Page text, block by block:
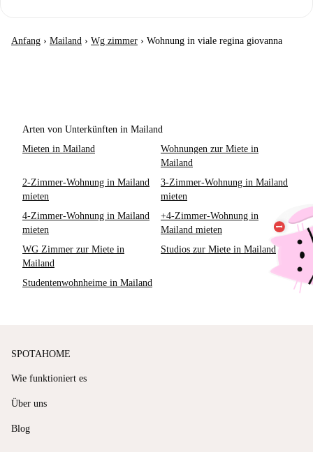
Anfang › Mailand › Wg zimmer › Wohnung in viale regina giovanna
Arten von Unterkünften in Mailand
Mieten in Mailand
Wohnungen zur Miete in
Mailand
2-Zimmer-Wohnung in Mailand
mieten
3-Zimmer-Wohnung in Mailand
mieten
4-Zimmer-Wohnung in Mailand
mieten
+4-Zimmer-Wohnung in
Mailand mieten
WG Zimmer zur Miete in
Mailand
Studios zur Miete in Mailand
Studentenwohnheime in Mailand
SPOTAHOME
Wie funktioniert es
Über uns
Blog